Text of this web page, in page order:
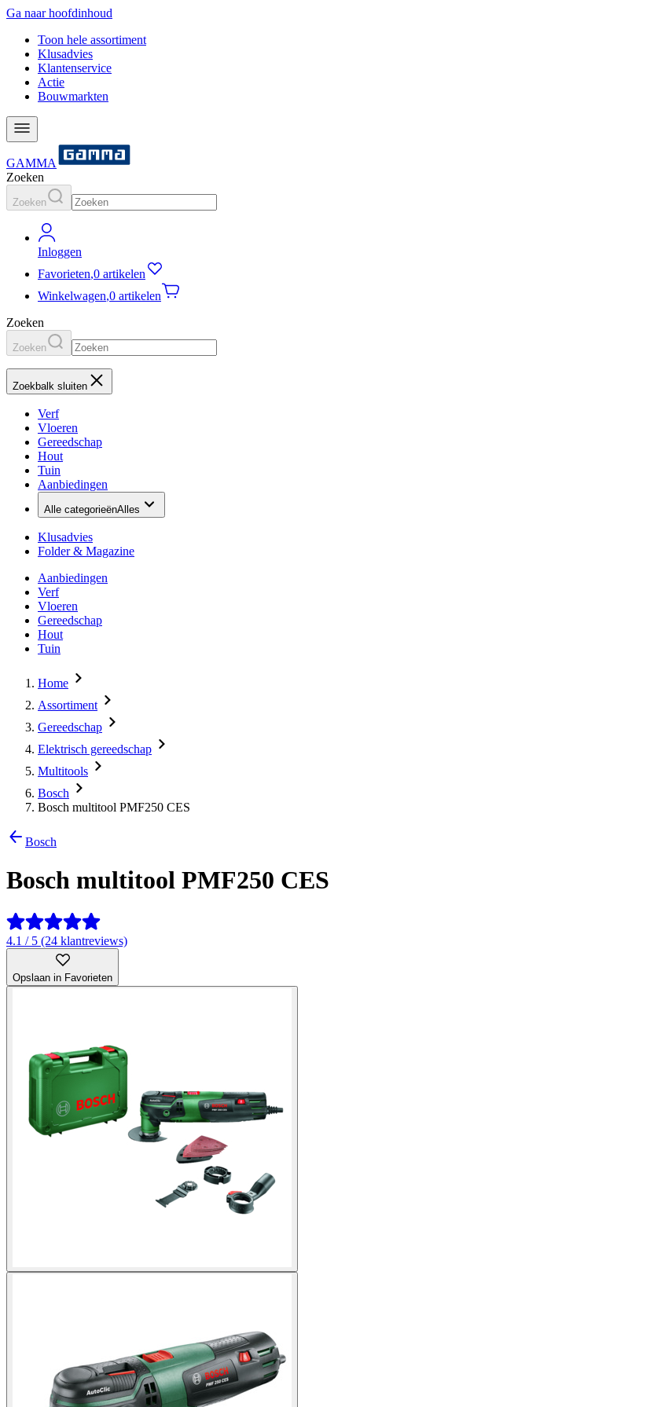
Ga naar hoofdinhoud
Toon hele assortiment
Klusadvies
Klantenservice
Actie
Bouwmarkten
GAMMA
Zoeken
Zoeken
Inloggen
Favorieten,0 artikelen
Winkelwagen,0 artikelen
Zoeken
Zoeken
Zoekbalk sluiten
Verf
Vloeren
Gereedschap
Hout
Tuin
Aanbiedingen
Alle categorieënAlles
Klusadvies
Folder & Magazine
Aanbiedingen
Verf
Vloeren
Gereedschap
Hout
Tuin
Home
Assortiment
Gereedschap
Elektrisch gereedschap
Multitools
Bosch
Bosch multitool PMF250 CES
Bosch
Bosch multitool PMF250 CES
4.1 / 5 (24 klantreviews)
Opslaan in Favorieten